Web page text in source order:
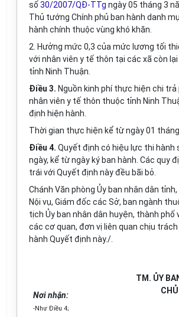
số 30/2007/QĐ-TTg ngày 05 tháng 3
Thủ tướng Chính phủ ban hành danh
hành chính thuộc vùng khó khăn.
2. Hưởng mức 0,3 của mức lương tối
với nhân viên y tế thôn tại các xã còn
tỉnh Ninh Thuận.
Điều 3. Nguồn kinh phí thực hiện chi trả
nhân viên y tế thôn thuộc tỉnh Ninh
định hiện hành.
Thời gian thực hiện kể từ ngày 01 tháng
Điều 4. Quyết định có hiệu lực thi hành
ngày, kể từ ngày ký ban hành. Các quy
trái với Quyết định này đều bãi bỏ.
Chánh Văn phòng Ủy ban nhân dân
Nội vụ, Giám đốc các Sở, ban ngành
tịch Ủy ban nhân dân huyện, thành
các cơ quan, đơn vị liên quan chịu
hành Quyết định này./.
Nơi nhận:
-Như Điều 4;
TM. ỦY